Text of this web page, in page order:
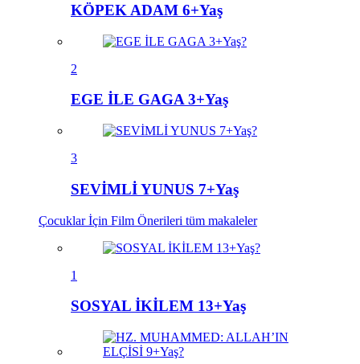
KÖPEK ADAM 6+Yaş
2
EGE İLE GAGA 3+Yaş
3
SEVİMLİ YUNUS 7+Yaş
Çocuklar İçin Film Önerileri tüm makaleler
1
SOSYAL İKİLEM 13+Yaş